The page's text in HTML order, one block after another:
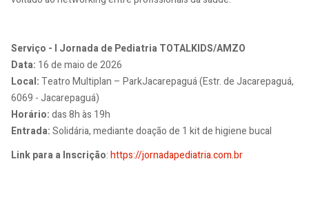
Serviço - I Jornada de Pediatria TOTALKIDS/AMZO
Data: 16 de maio de 2026
Local:Teatro Multiplan – ParkJacarepaguá (Estr. de Jacarepaguá,
6069 - Jacarepaguá)
Horário:das 8h às 19h
Entrada:Solidária, mediante doação de 1 kit de higiene bucal
Link para a Inscrição:https://jornadapediatria.com.br